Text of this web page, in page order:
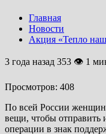
Главная
Новости
Акция «Тепло
3 года назад 353 👁 1
Просмотров: 408
По всей России
вещи, чтобы отправить
операции в знак